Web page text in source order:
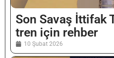
Son Savaş İttifak
tren için rehber
10 Şubat 2026